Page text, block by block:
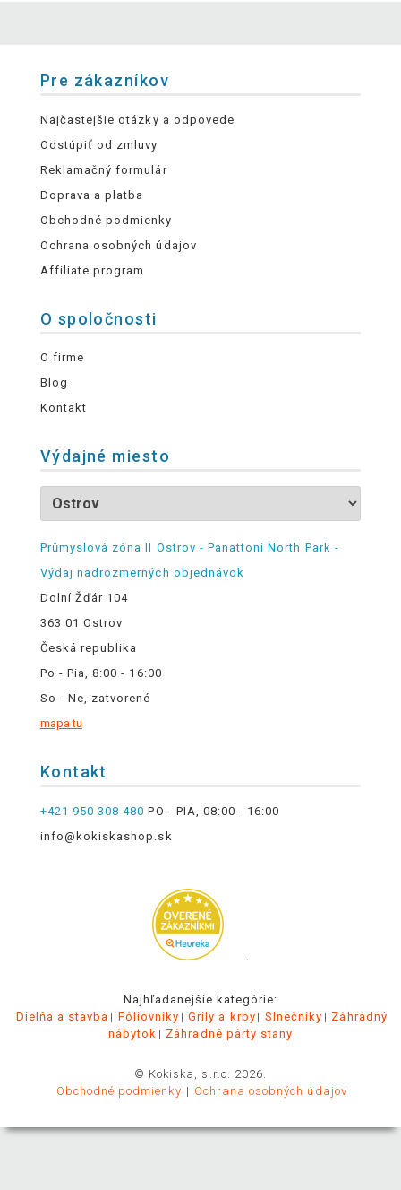
Pre zákazníkov
Najčastejšie otázky a odpovede
Odstúpiť od zmluvy
Reklamačný formulár
Doprava a platba
Obchodné podmienky
Ochrana osobných údajov
Affiliate program
O spoločnosti
O firme
Blog
Kontakt
Výdajné miesto
Průmyslová zóna II Ostrov - Panattoni North Park -
Výdaj nadrozmerných objednávok
Dolní Žďár 104
363 01 Ostrov
Česká republika
Po - Pia, 8:00 - 16:00
So - Ne, zatvorené
mapa tu
Kontakt
+421 950 308 480 PO - PIA, 08:00 - 16:00
info@kokiskashop.sk
.
Najhľadanejšie kategórie:
Dielňa a stavba
Fóliovníky Grily a krby Slnečníky
Záhradný
nábytok
Záhradné párty stany
© Kokiska, s.r.o. 2026.
Obchodné podmienky
Ochrana osobných údajov